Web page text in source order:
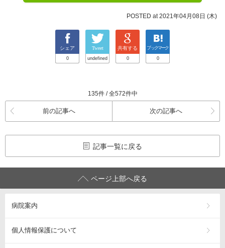
POSTED at 2021年04月08日 (木)
シェア
0
Tweet
undefined
共有する
0
ブックマーク
0
135件 / 全572件中
前の記事へ 次の記事へ
記事一覧に戻る
ページ上部へ戻る
病院案内
個人情報保護について